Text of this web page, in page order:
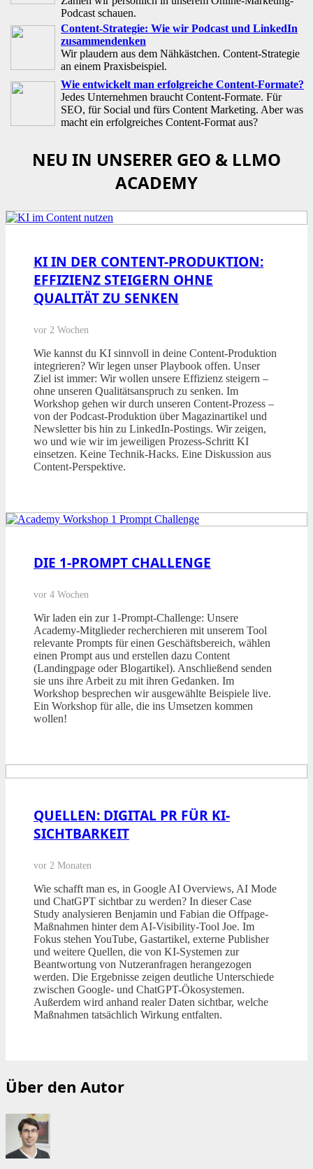
Podcast schauen.
Content-Strategie: Wie wir Podcast und LinkedIn
zusammendenken
Wir plaudern aus dem Nähkästchen. Content-Strategie
an einem Praxisbeispiel.
Wie entwickelt man erfolgreiche Content-Formate?
Jedes Unternehmen braucht Content-Formate. Für
SEO, für Social und fürs Content Marketing. Aber was
macht ein erfolgreiches Content-Format aus?
NEU IN UNSERER GEO & LLMO
ACADEMY
KI IN DER CONTENT-PRODUKTION:
EFFIZIENZ STEIGERN OHNE
QUALITÄT ZU SENKEN
vor 2 Wochen
Wie kannst du KI sinnvoll in deine Content-Produktion
integrieren? Wir legen unser Playbook offen. Unser
Ziel ist immer: Wir wollen unsere Effizienz steigern –
ohne unseren Qualitätsanspruch zu senken. Im
Workshop gehen wir durch unseren Content-Prozess –
von der Podcast-Produktion über Magazinartikel und
Newsletter bis hin zu LinkedIn-Postings. Wir zeigen,
wo und wie wir im jeweiligen Prozess-Schritt KI
einsetzen. Keine Technik-Hacks. Eine Diskussion aus
Content-Perspektive.
DIE 1-PROMPT CHALLENGE
vor 4 Wochen
Wir laden ein zur 1-Prompt-Challenge: Unsere
Academy-Mitglieder recherchieren mit unserem Tool
relevante Prompts für einen Geschäftsbereich, wählen
einen Prompt aus und erstellen dazu Content
(Landingpage oder Blogartikel). Anschließend senden
sie uns ihre Arbeit zu mit ihren Gedanken. Im
Workshop besprechen wir ausgewählte Beispiele live.
Ein Workshop für alle, die ins Umsetzen kommen
wollen!
QUELLEN: DIGITAL PR FÜR KI-
SICHTBARKEIT
vor 2 Monaten
Wie schafft man es, in Google AI Overviews, AI Mode
und ChatGPT sichtbar zu werden? In dieser Case
Study analysieren Benjamin und Fabian die Offpage-
Maßnahmen hinter dem AI-Visibility-Tool Joe. Im
Fokus stehen YouTube, Gastartikel, externe Publisher
und weitere Quellen, die von KI-Systemen zur
Beantwortung von Nutzeranfragen herangezogen
werden. Die Ergebnisse zeigen deutliche Unterschiede
zwischen Google- und ChatGPT-Ökosystemen.
Außerdem wird anhand realer Daten sichtbar, welche
Maßnahmen tatsächlich Wirkung entfalten.
Über den Autor